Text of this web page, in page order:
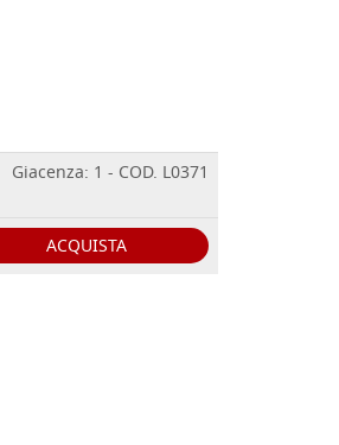
Giacenza: 1 - COD. L0371
ACQUISTA